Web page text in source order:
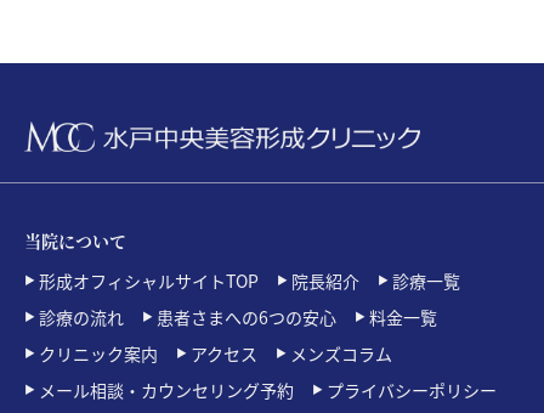
当院について
形成オフィシャルサイトTOP
院長紹介
診療一覧
診療の流れ
患者さまへの6つの安心
料金一覧
クリニック案内
アクセス
メンズコラム
メール相談・カウンセリング予約
プライバシーポリシー